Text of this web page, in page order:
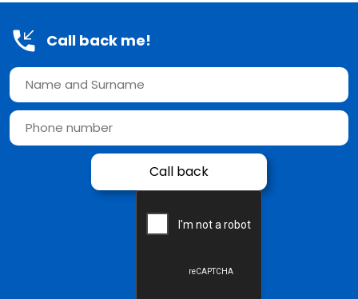
Call back me!